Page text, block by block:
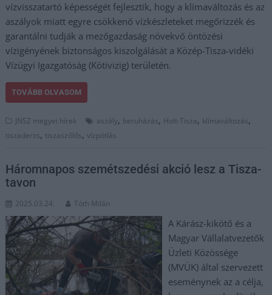
vízvisszatartó képességét fejlesztik, hogy a klímaváltozás és az
aszályok miatt egyre csökkenő vízkészleteket megőrizzék és
garantálni tudják a mezőgazdaság növekvő öntözési
vízigényének biztonságos kiszolgálását a Közép-Tisza-vidéki
Vízügyi Igazgatóság (Kötivizig) területén.
TOVÁBB OLVASOM
JNSZ megyei hírek aszály, beruházás, Holt-Tisza, klímaváltozás,
tiszaderzs, tiszaszőlős,vízpótlás
Háromnapos szemétszedési akció lesz a Tisza-
tavon
2025.03.24. Tóth Milán
A Kárász-kikötő és a
Magyar Vállalatvezetők
Üzleti Közössége
(MVÜK) által szervezett
eseménynek az a célja,